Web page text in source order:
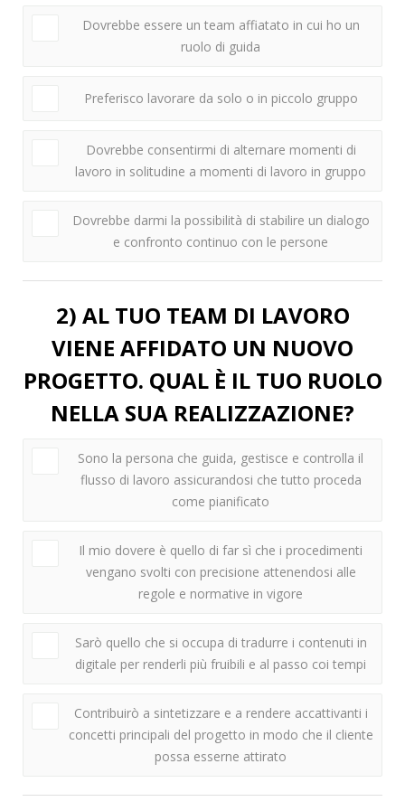
Dovrebbe essere un team affiatato in cui ho un
ruolo di guida
Preferisco lavorare da solo o in piccolo gruppo
Dovrebbe consentirmi di alternare momenti di
lavoro in solitudine a momenti di lavoro in gruppo
Dovrebbe darmi la possibilità di stabilire un dialogo
e confronto continuo con le persone
2) AL TUO TEAM DI LAVORO
VIENE AFFIDATO UN NUOVO
PROGETTO. QUAL È IL TUO RUOLO
NELLA SUA REALIZZAZIONE?
Sono la persona che guida, gestisce e controlla il
flusso di lavoro assicurandosi che tutto proceda
come pianificato
Il mio dovere è quello di far sì che i procedimenti
vengano svolti con precisione attenendosi alle
regole e normative in vigore
Sarò quello che si occupa di tradurre i contenuti in
digitale per renderli più fruibili e al passo coi tempi
Contribuirò a sintetizzare e a rendere accattivanti i
concetti principali del progetto in modo che il cliente
possa esserne attirato